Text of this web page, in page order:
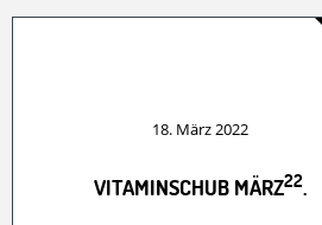
18. März 2022
VITAMINSCHUB MÄRZ22.